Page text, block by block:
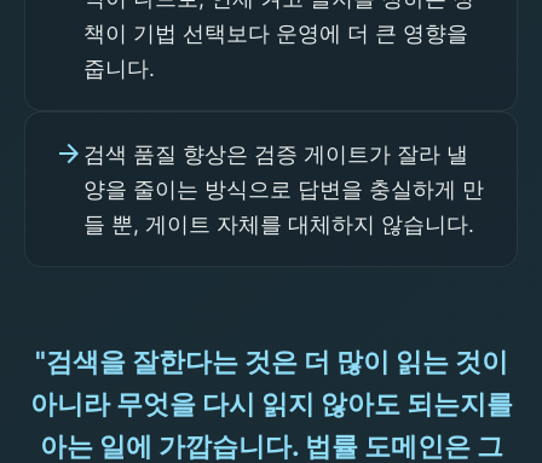
책이 기법 선택보다 운영에 더 큰 영향을
줍니다.
arrow_forward 검색 품질 향상은 검증 게이트가 잘라 낼
양을 줄이는 방식으로 답변을 충실하게 만
들 뿐, 게이트 자체를 대체하지 않습니다.
"검색을 잘한다는 것은 더 많이 읽는 것이
아니라 무엇을 다시 읽지 않아도 되는지를
아는 일에 가깝습니다. 법률 도메인은 그